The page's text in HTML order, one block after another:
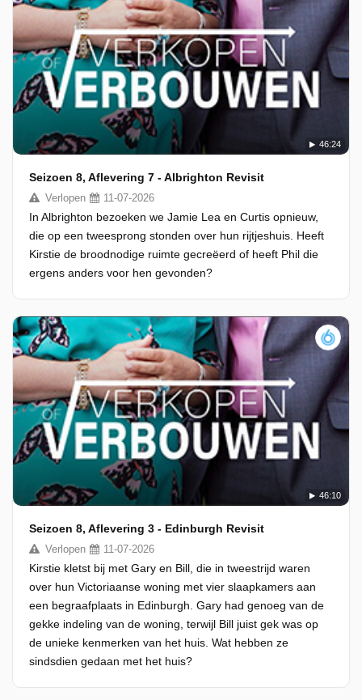
46:24
Seizoen 8, Aflevering 7 - Albrighton Revisit
Verlopen 11-07-2026
In Albrighton bezoeken we Jamie Lea en Curtis opnieuw,
die op een tweesprong stonden over hun rijtjeshuis. Heeft
Kirstie de broodnodige ruimte gecreëerd of heeft Phil die
ergens anders voor hen gevonden?
46:10
Seizoen 8, Aflevering 3 - Edinburgh Revisit
Verlopen 11-07-2026
Kirstie kletst bij met Gary en Bill, die in tweestrijd waren
over hun Victoriaanse woning met vier slaapkamers aan
een begraafplaats in Edinburgh. Gary had genoeg van de
gekke indeling van de woning, terwijl Bill juist gek was op
de unieke kenmerken van het huis. Wat hebben ze
sindsdien gedaan met het huis?